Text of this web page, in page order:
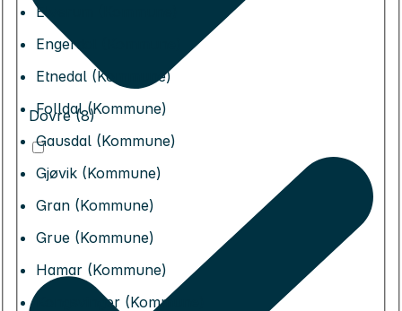
Elverum (Kommune)
Engerdal (Kommune)
Etnedal (Kommune)
Folldal (Kommune)
Gausdal (Kommune)
Gjøvik (Kommune)
Gran (Kommune)
Grue (Kommune)
Hamar (Kommune)
Kongsvinger (Kommune)
Dovre (8)